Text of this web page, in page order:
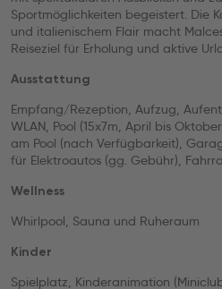
Sportmöglichkeiten begeistert. Die
und italienischem Flair macht
Reiseziel für Erholung und aktive
Ausstattung
Empfang/Rezeption, Aufzug,
WLAN, Pool (15x7m, April bis
am Pool (nach Verfügbarkeit),
für Elektroautos (gg. Gebühr),
Wellness
Whirlpool, Sauna und Ruheraum
Kinder
Spielplatz, Kinderanimation